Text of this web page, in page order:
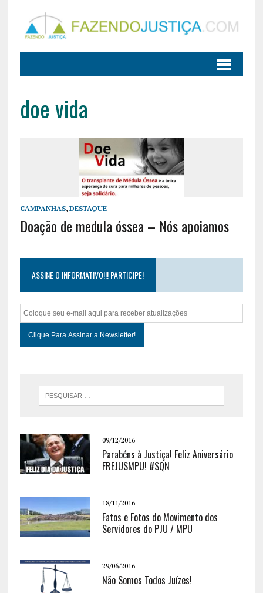
doe vida
CAMPANHAS, DESTAQUE
Doação de medula óssea – Nós apoiamos
ASSINE O INFORMATIVO!!! PARTICIPE!
09/12/2016
Parabéns à Justiça! Feliz Aniversário
FREJUSMPU! #SQN
18/11/2016
Fatos e Fotos do Movimento dos
Servidores do PJU / MPU
29/06/2016
Não Somos Todos Juízes!